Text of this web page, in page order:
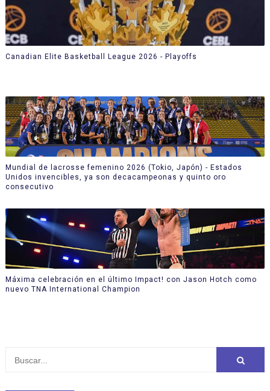
Canadian Elite Basketball League 2026 - Playoffs
Mundial de lacrosse femenino 2026 (Tokio, Japón) - Estados
Unidos invencibles, ya son decacampeonas y quinto oro
consecutivo
Máxima celebración en el último Impact! con Jason Hotch como
nuevo TNA International Champion